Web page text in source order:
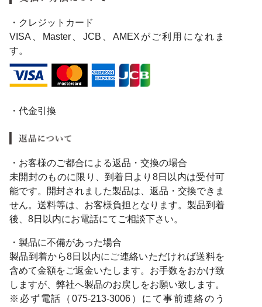
・クレジットカード
VISA、Master、JCB、AMEXがご利用になれま
す。
・代金引換
・お客様のご都合による返品・交換の場合
未開封のものに限り、到着日より8日以内は受付可
能です。開封されました製品は、返品・交換できま
せん。送料等は、お客様負担となります。製品到着
後、8日以内にお電話にてご相談下さい。
・製品に不備があった場合
製品到着から8日以内にご連絡いただければ送料を
含めて金額をご返金いたします。お手数をおかけ致
しますが、弊社へ製品のお戻しをお願い致します。
※必ず電話（075-213-3006）にて事前連絡のう